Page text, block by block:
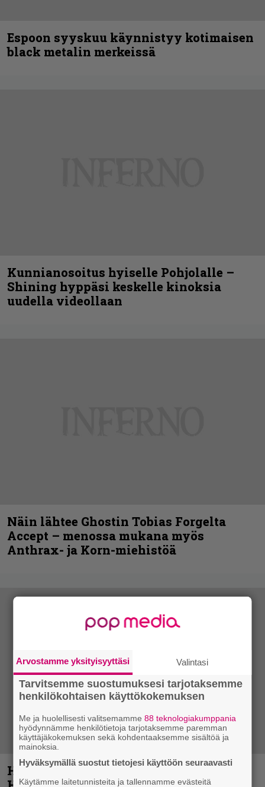
Espoon syyskuu käynnistyy kotimaisen
black metalin merkeissä
Kunnianosoitus hyiselle Pohjolalle –
Shining hyppäsi keskelle kinoksia
uudella videollaan
Näin lähtee Ghostin Tobias Forgelta
Accept – menossa mukana myös
Anthrax- ja Korn-miehistöä
Helloween- ja Gamma Ray -mies Kai
Arvostamme yksityisyyttäsi Valintasi
Tarvitsemme suostumuksesi tarjotaksemme
henkilökohtaisen käyttökokemuksen
Me ja huolellisesti valitsemamme88 teknologiakumppania
hyödynnämme henkilötietoja tarjotaksemme paremman
käyttäjäkokemuksen sekä kohdentaaksemme sisältöä ja
mainoksia.
Hyväksymällä suostut tietojesi käyttöön seuraavasti
Käytämme laitetunnisteita ja tallennamme evästeitä